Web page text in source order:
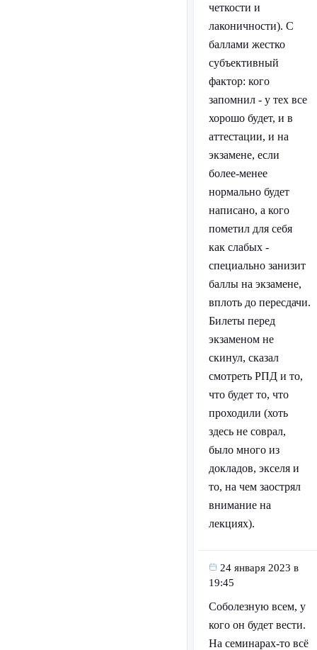
четкости и
лаконичности). С
баллами жестко
субъективный
фактор: кого
запомнил - у тех все
хорошо будет, и в
аттестации, и на
экзамене, если
более-менее
нормально будет
написано, а кого
пометил для себя
как слабых -
специально занизит
баллы на экзамене,
вплоть до пересдачи.
Билеты перед
экзаменом не
скинул, сказал
смотреть РПД и то,
что будет то, что
проходили (хоть
здесь не соврал,
было много из
докладов, экселя и
то, на чем заострял
внимание на
лекциях).
24 января 2023 в
19:45
Соболезную всем, у
кого он будет вести.
На семинарах-то всё